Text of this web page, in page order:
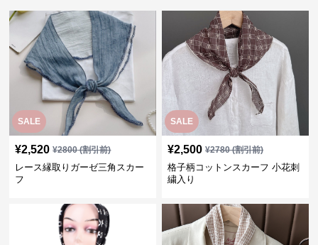
SALE
¥2,520 ¥2800(割引前)
レース縁取りガーゼ三角スカー
フ
SALE
¥2,500 ¥2780(割引前)
格子柄コットンスカーフ 小花刺
繍入り